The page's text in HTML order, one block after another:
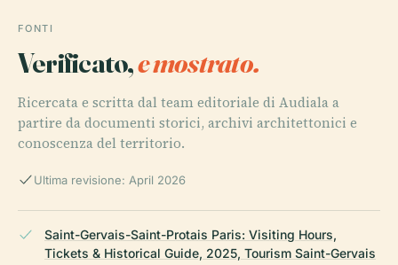
FONTI
Verificato,e mostrato.
Ricercata e scritta dal team editoriale di Audiala a
partire da documenti storici, archivi architettonici e
conoscenza del territorio.
Ultima revisione: April 2026
Saint-Gervais-Saint-Protais Paris: Visiting Hours,
Tickets & Historical Guide, 2025, Tourism Saint-Gervais